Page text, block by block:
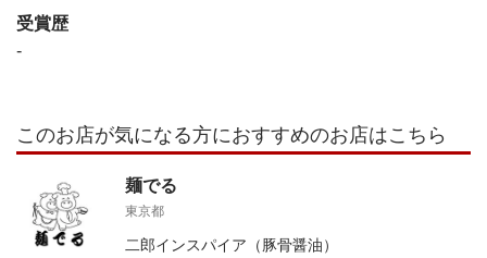
受賞歴
-
このお店が気になる方におすすめのお店はこちら
麺でる
東京都
二郎インスパイア（豚骨醤油）